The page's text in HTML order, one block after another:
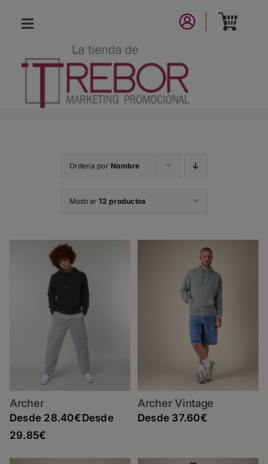
Toggle
Navigation
NUEVA COLECCIÓN
Ordena porNombre
Mostrar12 productos
Archer
28.40€
29.85€
Archer Vintage
37.60€